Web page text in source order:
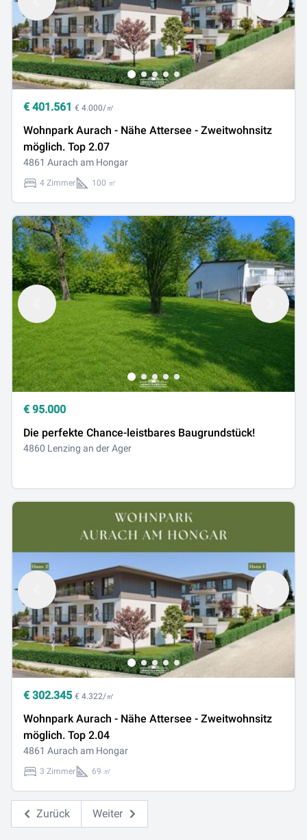
€ 401.561 € 4.000/㎡
Wohnpark Aurach - Nähe Attersee - Zweitwohnsitz
möglich. Top 2.07
4861 Aurach am Hongar
4 Zimmer 100 ㎡
€ 95.000
Die perfekte Chance-leistbares Baugrundstück!
4860 Lenzing an der Ager
€ 302.345 € 4.322/㎡
Wohnpark Aurach - Nähe Attersee - Zweitwohnsitz
möglich. Top 2.04
4861 Aurach am Hongar
3 Zimmer 69 ㎡
Zurück Weiter